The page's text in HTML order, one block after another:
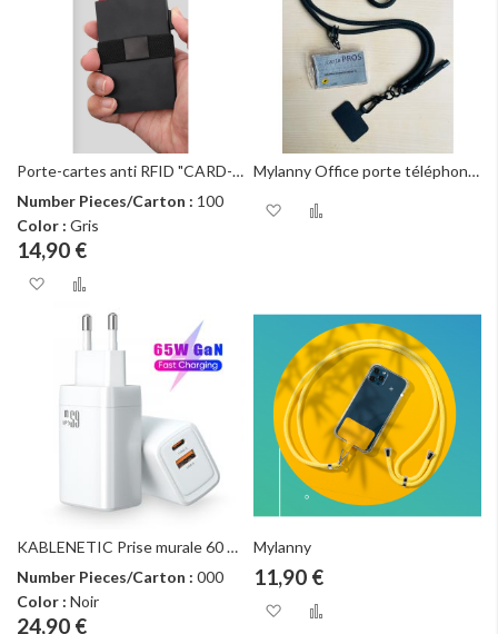
Porte-cartes anti RFID "CARD-PROTECTOR"
Number Pieces/Carton : 100
Color : Gris
14,90 €
Ajouter à ma liste d’envie
Mylanny Office porte téléphone - porte badge
Ajouter à ma liste
KABLENETIC Prise murale 60 W FAST CHARGE
Number Pieces/Carton : 000
Color : Noir
24,90 €
Mylanny
11,90 €
Ajouter à ma liste